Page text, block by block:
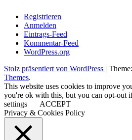
Registrieren
Anmelden
Eintrags-Feed
Kommentar-Feed
WordPress.org
Stolz präsentiert von WordPress |
Themes.
This website uses cookies to improve
you're ok with this, but you can opt-out
settings
ACCEPT
Privacy & Cookies Policy